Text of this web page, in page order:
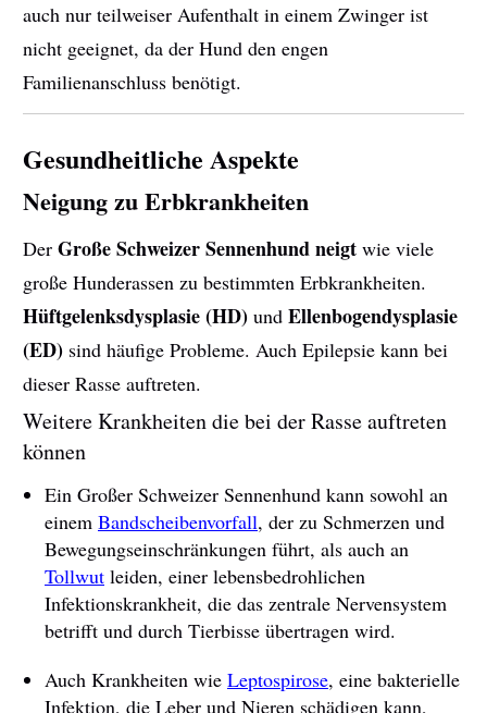
auch nur teilweiser Aufenthalt in einem Zwinger ist
nicht geeignet, da der Hund den engen
Familienanschluss benötigt.
Gesundheitliche Aspekte
Neigung zu Erbkrankheiten
Der Große Schweizer Sennenhund neigt wie viele
große Hunderassen zu bestimmten Erbkrankheiten.
Hüftgelenksdysplasie (HD) und Ellenbogendysplasie
(ED) sind häufige Probleme. Auch Epilepsie kann bei
dieser Rasse auftreten.
Weitere Krankheiten die bei der Rasse auftreten
können
Ein Großer Schweizer Sennenhund kann sowohl an
einem Bandscheibenvorfall, der zu Schmerzen und
Bewegungseinschränkungen führt, als auch an
Tollwut leiden, einer lebensbedrohlichen
Infektionskrankheit, die das zentrale Nervensystem
betrifft und durch Tierbisse übertragen wird.
Auch Krankheiten wie Leptospirose, eine bakterielle
Infektion, die Leber und Nieren schädigen kann,